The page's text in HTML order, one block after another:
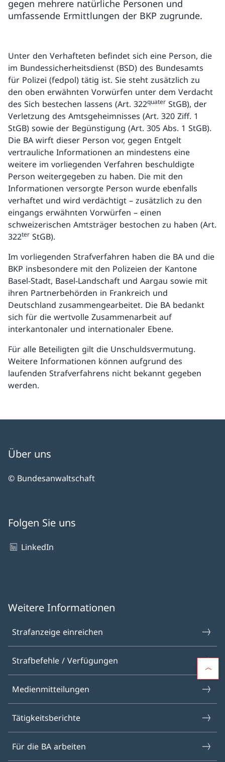
gegen mehrere natürliche Personen und
umfassende Ermittlungen der BKP zugrunde.
Unter den Verhafteten befindet sich eine Person, die
im Bundessicherheitsdienst (BSD) des Bundesamts
für Polizei (fedpol) tätig ist. Sie steht zusätzlich zu
den oben erwähnten Vorwürfen unter dem Verdacht
des Sich bestechen lassens (Art. 322quater StGB), der
Verletzung des Amtsgeheimnisses (Art. 320 Ziff. 1
StGB) sowie der Begünstigung (Art. 305 Abs. 1 StGB).
Die BA wirft dieser Person vor, gegen Entgelt
vertrauliche Informationen an mindestens eine
weitere im vorliegenden Verfahren beschuldigte
Person weitergegeben zu haben. Die mit den
Informationen versorgte Person wurde ebenfalls
verhaftet und wird verdächtigt – zusätzlich zu den
eingangs erwähnten Vorwürfen – einen
schweizerischen Amtsträger bestochen zu haben (Art.
322ter StGB).
Im vorliegenden Strafverfahren haben die BA und die
BKP insbesondere mit den Polizeien der Kantone
Basel-Stadt, Basel-Landschaft und Aargau sowie mit
ihren Partnerbehörden in Frankreich und
Deutschland zusammengearbeitet. Die BA bedankt
sich für die wertvolle Zusammenarbeit auf
interkantonaler und internationaler Ebene.
Für alle Beteiligten gilt die Unschuldsvermutung.
Weitere Informationen können aufgrund des
laufenden Strafverfahrens nicht bekannt gegeben
werden.
Über uns
© Bundesanwaltschaft
Folgen Sie uns
LinkedIn
Weitere Informationen
Strafanzeige einreichen
Strafbefehle / Verfügungen
Medienmitteilungen
Tätigkeitsberichte
Für die BA arbeiten